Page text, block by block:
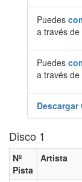
Puedes
a través de
Puedes
a través de
Descargar
Disco 1
Nº
Pista
Artista